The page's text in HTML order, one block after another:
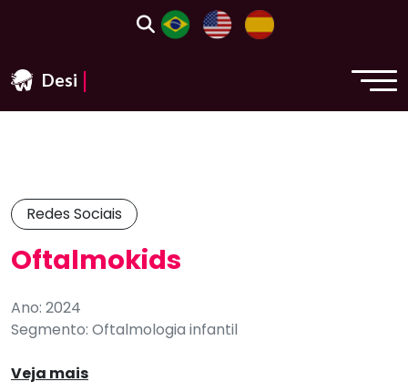
Design & We
Redes Sociais
Oftalmokids
Ano: 2024
Segmento: Oftalmologia infantil
Veja mais